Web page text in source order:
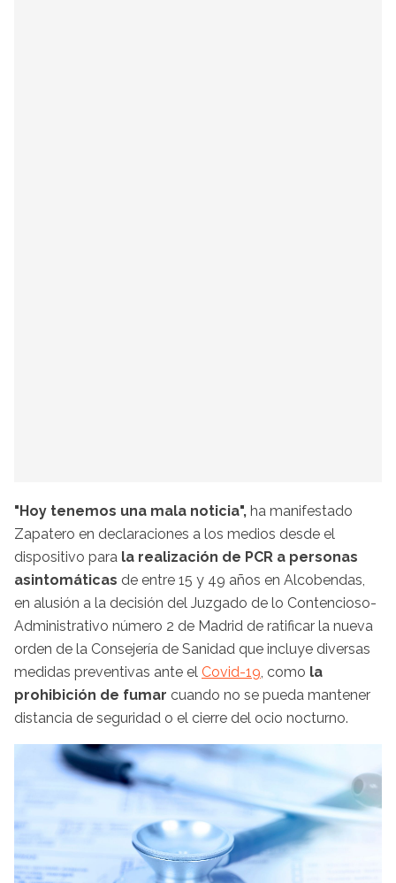
"Hoy tenemos una mala noticia", ha manifestado
Zapatero en declaraciones a los medios desde el
dispositivo para la realización de PCR a personas
asintomáticas de entre 15 y 49 años en Alcobendas,
en alusión a la decisión del Juzgado de lo Contencioso-
Administrativo número 2 de Madrid de ratificar la nueva
orden de la Consejería de Sanidad que incluye diversas
medidas preventivas ante el Covid-19, como la
prohibición de fumar cuando no se pueda mantener
distancia de seguridad o el cierre del ocio nocturno.